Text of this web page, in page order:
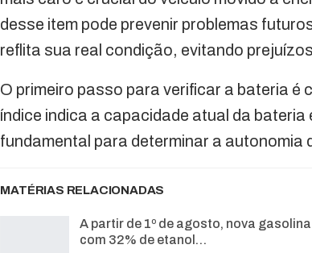
desse item pode prevenir problemas
reflita sua real condição, evitando
O primeiro passo para verificar a bateria é
índice indica a capacidade atual da
fundamental para determinar a autonomia
MATÉRIAS RELACIONADAS
A partir de 1º de agosto, nova gasolina
com 32% de etanol…